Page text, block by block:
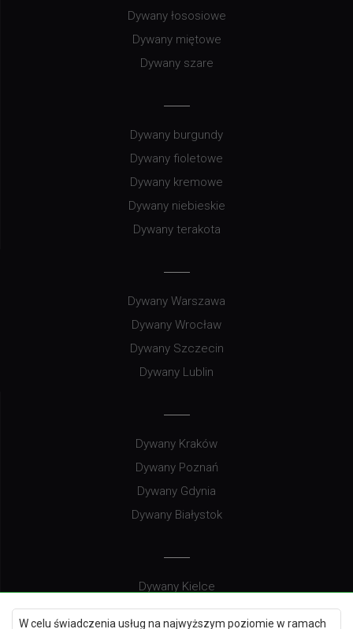
W celu świadczenia usług na najwyższym poziomie w ramach
Dywany łososiowe
Dywany miętowe
Dywany szare
Dywany burgundy
Dywany fioletowe
Dywany kremowe
Dywany niebieskie
Dywany terakota
Dywany Warszawa
Dywany Wrocław
Dywany Szczecin
Dywany Lublin
Dywany Kraków
Dywany Poznań
Dywany Gdynia
Dywany Białystok
Dywany Kielce
Dywany Gdańsk